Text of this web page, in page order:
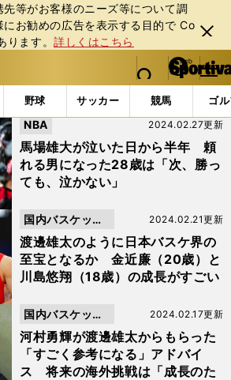
等がお客様のニーズ等について調
お勧めの広告を表⽰する⽬的で Co
ります。詳しくはこちら
閉じ
る
web Sportiva (webスポルティーバ)
検索
マイペ
ー
ジ
メニュ
野球 サッカー 競馬 ゴ
の最新ニュース・ 情報
馬場雄大が泣いた日から半年 頼
れる男になった28歳は「次、勝っ
ても、泣かない」
2024.02.27更新
NBA
渡邊雄太のように日本バスケ界の
至宝となるか 金近廉（20歳）と
川島悠翔（18歳）の成長がすごい
2024.02.21更新
国内バスケット
ボール
河村勇輝が渡邊雄太からもらった
「すごく参考になる」アドバイ
ス 将来の海外挑戦は「成長のた
2024.02.17更新
国内バスケット
ボール